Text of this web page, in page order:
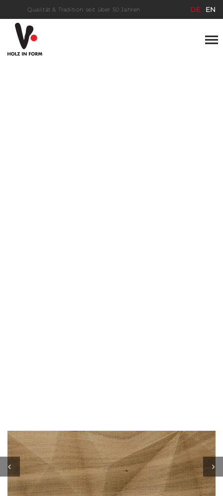
Qualität & Tradition seit über 50 Jahren DE EN
Save